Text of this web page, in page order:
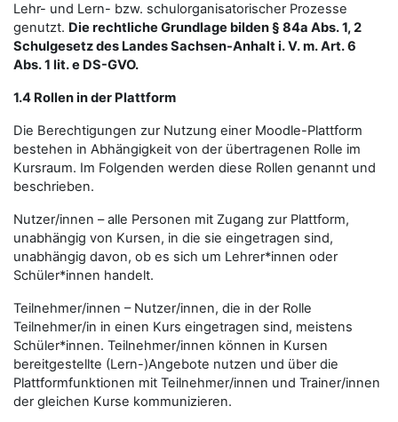
Lehr- und Lern- bzw. schulorganisatorischer Prozesse
genutzt. Die rechtliche Grundlage bilden § 84a Abs. 1, 2
Schulgesetz des Landes Sachsen-Anhalt i. V. m. Art. 6
Abs. 1 lit. e DS-GVO.
1.4 Rollen in der Plattform
Die Berechtigungen zur Nutzung einer Moodle-Plattform
bestehen in Abhängigkeit von der übertragenen Rolle im
Kursraum. Im Folgenden werden diese Rollen genannt und
beschrieben.
Nutzer/innen – alle Personen mit Zugang zur Plattform,
unabhängig von Kursen, in die sie eingetragen sind,
unabhängig davon, ob es sich um Lehrer*innen oder
Schüler*innen handelt.
Teilnehmer/innen – Nutzer/innen, die in der Rolle
Teilnehmer/in in einen Kurs eingetragen sind, meistens
Schüler*innen. Teilnehmer/innen können in Kursen
bereitgestellte (Lern-)Angebote nutzen und über die
Plattformfunktionen mit Teilnehmer/innen und Trainer/innen
der gleichen Kurse kommunizieren.